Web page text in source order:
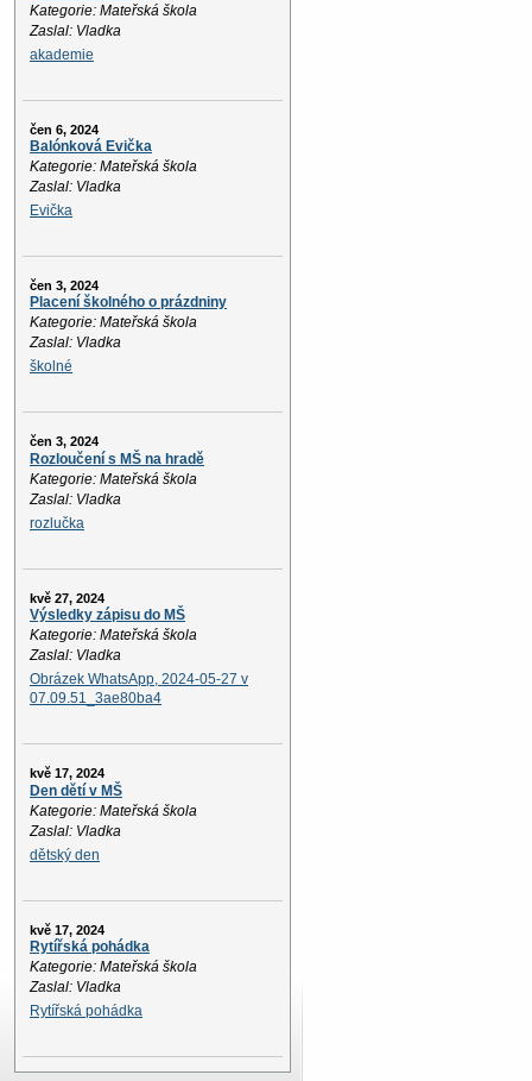
Kategorie: Mateřská škola
Zaslal: Vladka
akademie
čen 6, 2024
Balónková Evička
Kategorie: Mateřská škola
Zaslal: Vladka
Evička
čen 3, 2024
Placení školného o prázdniny
Kategorie: Mateřská škola
Zaslal: Vladka
školné
čen 3, 2024
Rozloučení s MŠ na hradě
Kategorie: Mateřská škola
Zaslal: Vladka
rozlučka
kvě 27, 2024
Výsledky zápisu do MŠ
Kategorie: Mateřská škola
Zaslal: Vladka
Obrázek WhatsApp, 2024-05-27 v
07.09.51_3ae80ba4
kvě 17, 2024
Den dětí v MŠ
Kategorie: Mateřská škola
Zaslal: Vladka
dětský den
kvě 17, 2024
Rytířská pohádka
Kategorie: Mateřská škola
Zaslal: Vladka
Rytířská pohádka